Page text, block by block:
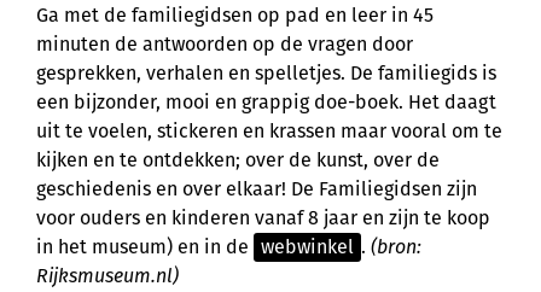
Ga met de familiegidsen op pad en leer in 45
minuten de antwoorden op de vragen door
gesprekken, verhalen en spelletjes. De familiegids is
een bijzonder, mooi en grappig doe-boek. Het daagt
uit te voelen, stickeren en krassen maar vooral om te
kijken en te ontdekken; over de kunst, over de
geschiedenis en over elkaar! De Familiegidsen zijn
voor ouders en kinderen vanaf 8 jaar en zijn te koop
in het museum) en in de webwinkel . (bron:
Rijksmuseum.nl)